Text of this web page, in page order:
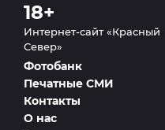
18+
Интернет-сайт «Красный
Север»
Фотобанк
Печатные СМИ
Контакты
О нас